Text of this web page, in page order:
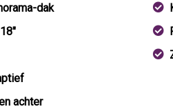
dak
achter